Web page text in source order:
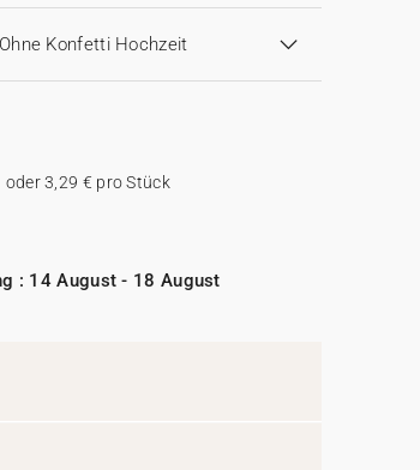
Ohne Konfetti Hochzeit
oder 3,29 € pro Stück
: 14 August - 18 August